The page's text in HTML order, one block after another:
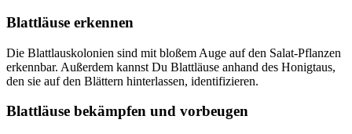
Blattläuse erkennen
Die Blattlauskolonien sind mit bloßem Auge auf den Salat-Pflanzen
erkennbar. Außerdem kannst Du Blattläuse anhand des Honigtaus,
den sie auf den Blättern hinterlassen, identifizieren.
Blattläuse bekämpfen und vorbeugen